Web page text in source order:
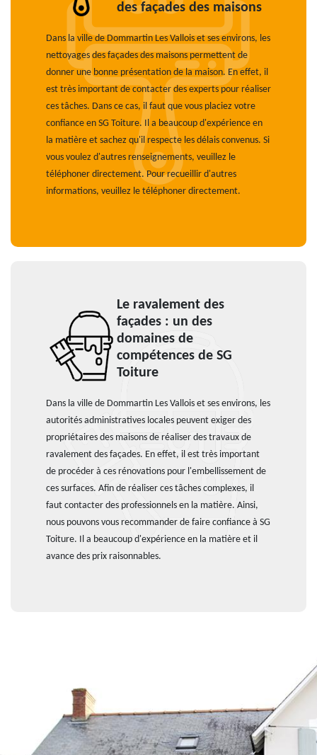
des façades des maisons
Dans la ville de Dommartin Les Vallois et ses environs, les
nettoyages des façades des maisons permettent de
donner une bonne présentation de la maison. En effet, il
est très important de contacter des experts pour réaliser
ces tâches. Dans ce cas, il faut que vous placiez votre
confiance en SG Toiture. Il a beaucoup d'expérience en
la matière et sachez qu'il respecte les délais convenus. Si
vous voulez d'autres renseignements, veuillez le
téléphoner directement. Pour recueillir d'autres
informations, veuillez le téléphoner directement.
Le ravalement des
façades : un des
domaines de
compétences de SG
Toiture
Dans la ville de Dommartin Les Vallois et ses environs, les
autorités administratives locales peuvent exiger des
propriétaires des maisons de réaliser des travaux de
ravalement des façades. En effet, il est très important
de procéder à ces rénovations pour l'embellissement de
ces surfaces. Afin de réaliser ces tâches complexes, il
faut contacter des professionnels en la matière. Ainsi,
nous pouvons vous recommander de faire confiance à SG
Toiture. Il a beaucoup d'expérience en la matière et il
avance des prix raisonnables.